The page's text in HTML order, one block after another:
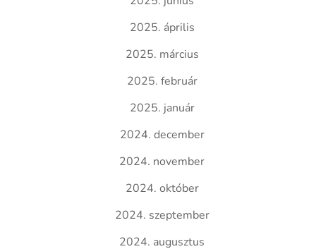
2025. április
2025. március
2025. február
2025. január
2024. december
2024. november
2024. október
2024. szeptember
2024. augusztus